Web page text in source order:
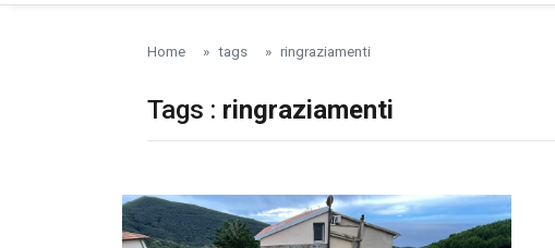
Home tags ringraziamenti
Tags : ringraziamenti